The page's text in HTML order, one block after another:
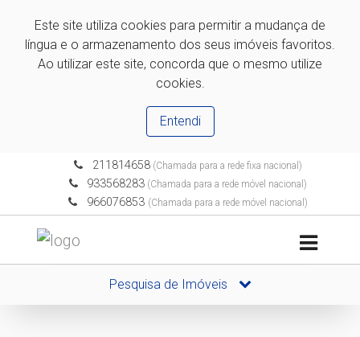
Este site utiliza cookies para permitir a mudança de
língua e o armazenamento dos seus imóveis favoritos.
Ao utilizar este site, concorda que o mesmo utilize
cookies.
Entendi
211814658(Chamada para a rede fixa nacional)
933568283 (Chamada para a rede móvel nacional)
966076853 (Chamada para a rede móvel nacional)
Pesquisa de Imóveis